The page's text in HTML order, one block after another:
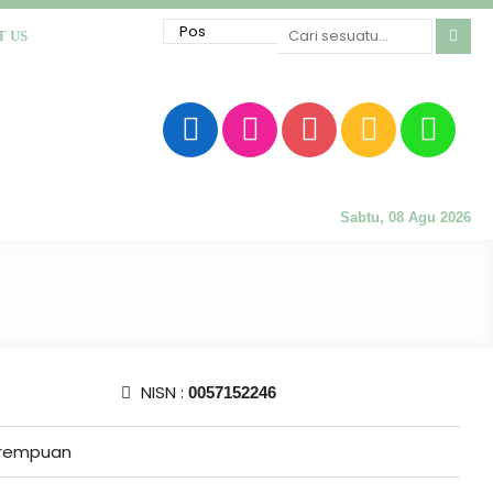
US
Sabtu, 08 Agu 2026
NISN : 0057152246